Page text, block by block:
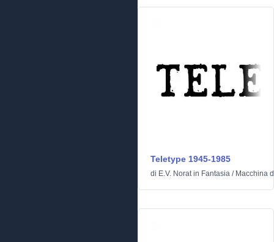
Teletype 1945-1985
di E.V. Noratin Fantasia / Macchina